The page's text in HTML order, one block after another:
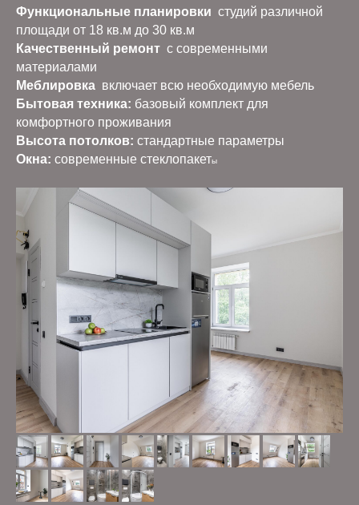
Функциональные планировки студий различной
площади от 18 кв.м до 30 кв.м
Качественный ремонт с современными
материалами
Меблировка включает всю необходимую мебель
Бытовая техника: базовый комплект для
комфортного проживания
Высота потолков: стандартные параметры
Окна: современные стеклопакеты